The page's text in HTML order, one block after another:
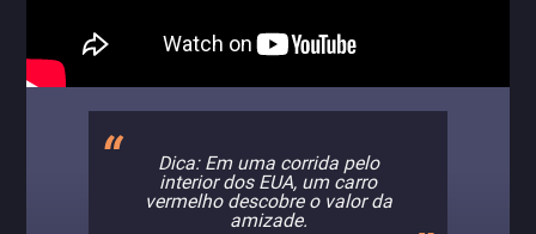
Dica: Em uma corrida pelo
interior dos EUA, um carro
vermelho descobre o valor da
amizade.